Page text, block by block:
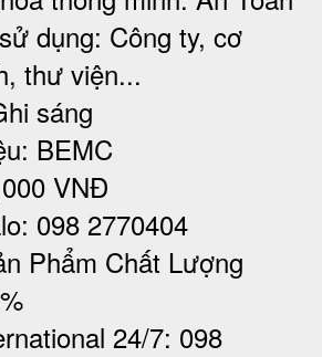
dụng: Công ty, cơ
thư viện...
sáng
BEMC
VNĐ
098 2770404
Phẩm Chất Lượng
24/7: 098